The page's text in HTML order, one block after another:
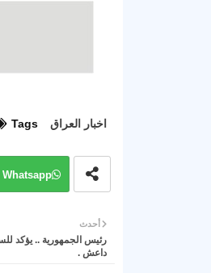
Tags اخبار العراق
Whatsapp
أحدث
رئيس الجمهورية .. يؤكد
داعش .